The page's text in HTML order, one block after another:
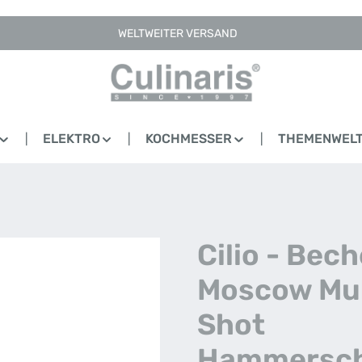
WELTWEITER VERSAND
ELEKTRO KOCHMESSER
Cilio -
Moscow
Shot